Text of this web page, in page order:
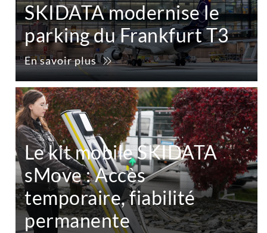
SKIDATA modernise le
parking du Frankfurt T3
En savoir plus
Le kit mobile SKIDATA
sMove : Accès
temporaire, fiabilité
permanente